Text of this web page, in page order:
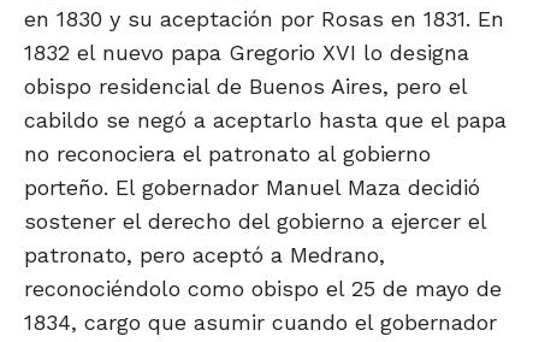
en 1830 y su aceptación por Rosas en 1831. En
1832 el nuevo papa Gregorio XVI lo designa
obispo residencial de Buenos Aires, pero el
cabildo se negó a aceptarlo hasta que el papa
no reconociera el patronato al gobierno
porteño. El gobernador Manuel Maza decidió
sostener el derecho del gobierno a ejercer el
patronato, pero aceptó a Medrano,
reconociéndolo como obispo el 25 de mayo de
1834, cargo que asumir cuando el gobernador